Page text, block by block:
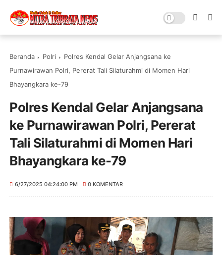
Beranda Polri
Polres Kendal Gelar Anjangsana ke
Purnawirawan Polri, Pererat Tali Silaturahmi di Momen Hari
Bhayangkara ke-79
Polres Kendal Gelar Anjangsana
ke Purnawirawan Polri, Pererat
Tali Silaturahmi di Momen Hari
Bhayangkara ke-79
6/27/2025 04:24:00 PM 0 KOMENTAR